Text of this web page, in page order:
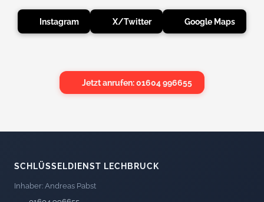
Instagram X/Twitter Google Maps
Jetzt anrufen: 01604 996655
SCHLÜSSELDIENST LECHBRUCK
Inhaber: Andreas Pabst